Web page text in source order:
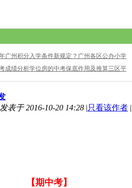
广州积分入学条件新规定？广州各区公办小学
成绩分析学位房的中考保底作用及推算三区平
发表于 2016-10-20 14:28 |只看该作者 |
【期中考】